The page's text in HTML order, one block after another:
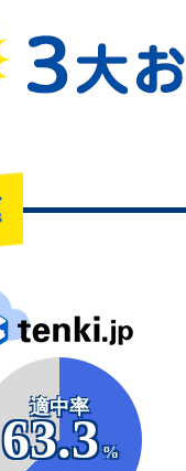
適中率
63.3
%